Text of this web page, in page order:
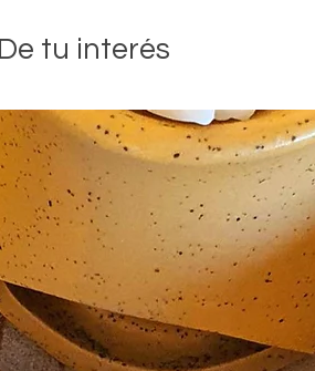
De tu interés